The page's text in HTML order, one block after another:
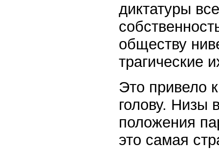
диктатуры
обществу
трагические
Это привело
голову. Низы
положения
это самая